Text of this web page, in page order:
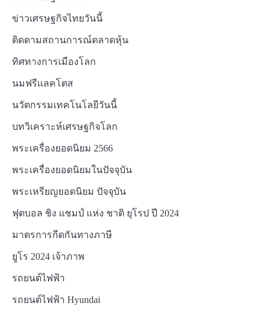
ข่าวเศรษฐกิจไทยวันนี้
ติดตามสถานการณ์ตลาดหุ้น
ทิศทางการเมืองโลก
นมฟรีแลคโตส
นวัตกรรมเทคโนโลยีวันนี้
บทวิเคราะห์เศรษฐกิจโลก
พระเครื่องยอดนิยม 2566
พระเครื่องยอดนิยมในปัจจุบัน
พระเหรียญยอดนิยม ปัจจุบัน
ฟุตบอล ชิง แชมป์ แห่ง ชาติ ยุโรป ปี 2024
มาตรการกีดกันทางภาษี
ยูโร 2024 เจ้าภาพ
รถยนต์ไฟฟ้า
รถยนต์ไฟฟ้า Hyundai